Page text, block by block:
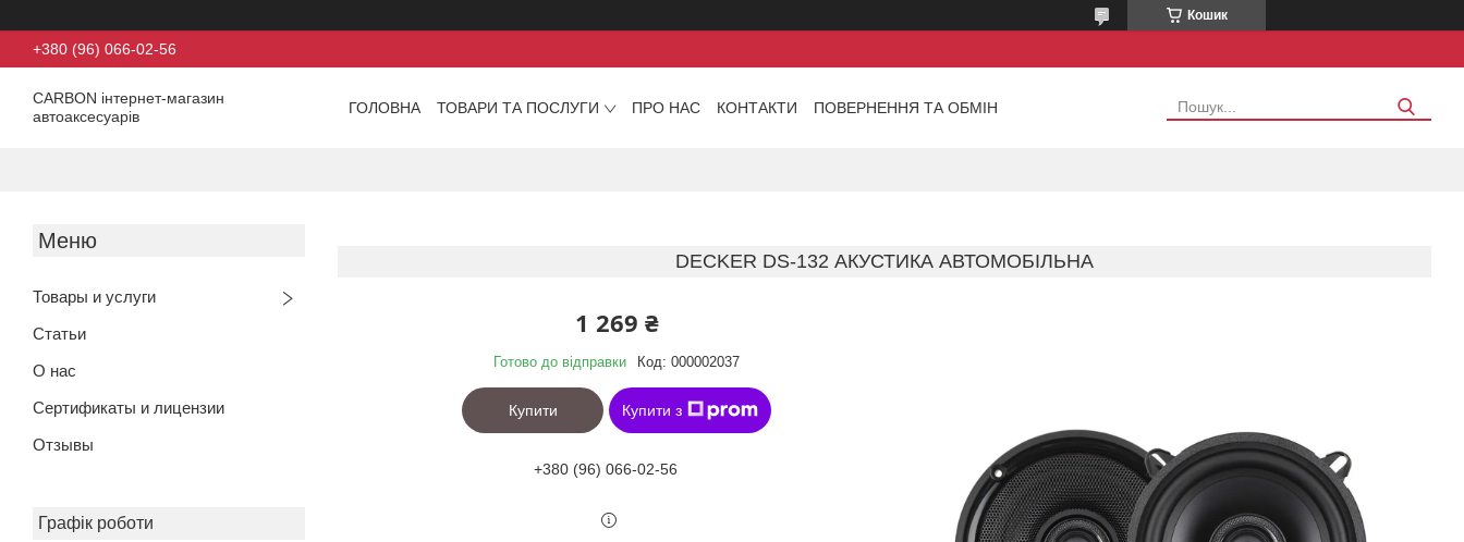
Кошик
+380 (96) 066-02-56
CARBON інтернет-магазин
автоаксесуарів
ГОЛОВНА ТОВАРИ ТА ПОСЛУГИ ПРО НАС КОНТАКТИ ПОВЕРНЕННЯ ТА ОБМІН
Товары и услуги
Статьи
О нас
Сертификаты и лицензии
Отзывы
Графік роботи
DECKER DS-132 АКУСТИКА АВТОМОБІЛЬНА
1 269 ₴
Готово до відправки Код: 000002037
Купити Купити з
+380 (96) 066-02-56